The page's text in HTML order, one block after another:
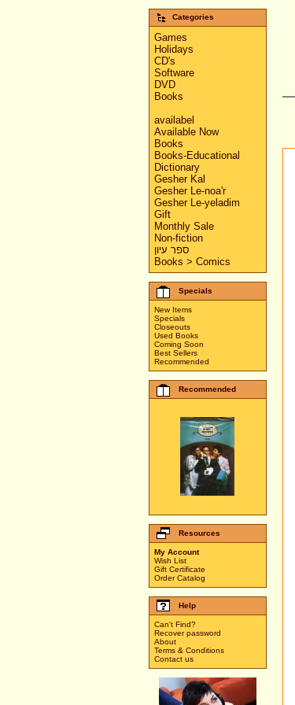
Categories
Games
Holidays
CD's
Software
DVD
Books
availabel
Available Now
Books
Books-Educational
Dictionary
Gesher Kal
Gesher Le-noa'r
Gesher Le-yeladim
Gift
Monthly Sale
Non-fiction
ספר עיון
Books > Comics
Specials
New Items
Specials
Closeouts
Used Books
Coming Soon
Best Sellers
Recommended
Recommended
Resources
My Account
Wish List
Gift Certificate
Order Catalog
Help
Can't Find?
Recover password
About
Terms & Conditions
Contact us